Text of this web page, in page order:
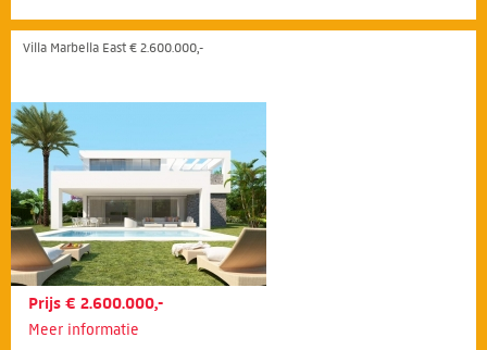
Villa Marbella East € 2.600.000,-
Prijs € 2.600.000,-
Meer informatie